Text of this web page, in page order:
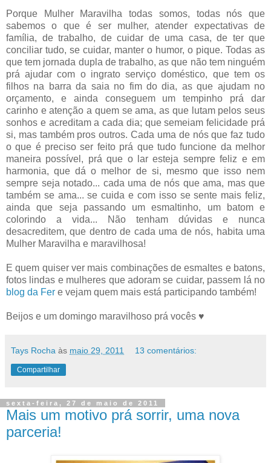
Porque Mulher Maravilha todas somos, todas nós que
sabemos o que é ser mulher, atender expectativas de
família, de trabalho, de cuidar de uma casa, de ter que
conciliar tudo, se cuidar, manter o humor, o pique. Todas as
que tem jornada dupla de trabalho, as que não tem ninguém
prá ajudar com o ingrato serviço doméstico, que tem os
filhos na barra da saia no fim do dia, as que ajudam no
orçamento, e ainda conseguem um tempinho prá dar
carinho e atenção a quem se ama, as que lutam pelos seus
sonhos e acreditam a cada dia; que semeiam felicidade prá
si, mas também pros outros. Cada uma de nós que faz tudo
o que é preciso ser feito prá que tudo funcione da melhor
maneira possível, prá que o lar esteja sempre feliz e em
harmonia, que dá o melhor de si, mesmo que isso nem
sempre seja notado... cada uma de nós que ama, mas que
também se ama... se cuida e com isso se sente mais feliz,
ainda que seja passando um esmaltinho, um batom e
colorindo a vida... Não tenham dúvidas e nunca
desacreditem, que dentro de cada uma de nós, habita uma
Mulher Maravilha e maravilhosa!
E quem quiser ver mais combinações de esmaltes e batons,
fotos lindas e mulheres que adoram se cuidar, passem lá no
blog da Fer e vejam quem mais está participando também!
Beijos e um domingo maravilhoso prá vocês ♥
Tays Rocha às maio 29, 2011 13 comentários:
Compartilhar
sexta-feira, 27 de maio de 2011
Mais um motivo prá sorrir, uma nova
parceria!